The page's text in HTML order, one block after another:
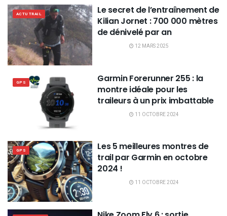
ACTU TRAIL
Le secret de l’entraînement de
Kilian Jornet : 700 000 mètres
de dénivelé par an
12 MARS 2025
GPS
Garmin Forerunner 255 : la
montre idéale pour les
traileurs à un prix imbattable
11 OCTOBRE 2024
GPS
Les 5 meilleures montres de
trail par Garmin en octobre
2024 !
11 OCTOBRE 2024